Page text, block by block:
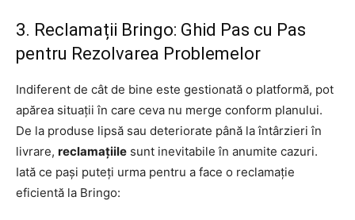
3. Reclamații Bringo: Ghid Pas cu Pas
pentru Rezolvarea Problemelor
Indiferent de cât de bine este gestionată o platformă, pot
apărea situații în care ceva nu merge conform planului.
De la produse lipsă sau deteriorate până la întârzieri în
livrare, reclamațiile sunt inevitabile în anumite cazuri.
Iată ce pași puteți urma pentru a face o reclamație
eficientă la Bringo: